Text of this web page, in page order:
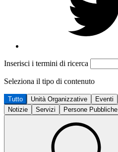
Inserisci i termini di ricerca
Seleziona il tipo di contenuto
Tutto Unità Organizzative Eventi
Notizie
Servizi Persone Pubbliche